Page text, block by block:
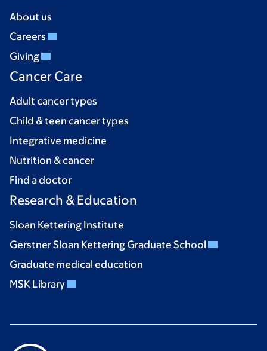
About us
Careers
Giving
Cancer Care
Adult cancer types
Child & teen cancer types
Integrative medicine
Nutrition & cancer
Find a doctor
Research & Education
Sloan Kettering Institute
Gerstner Sloan Kettering Graduate School
Graduate medical education
MSK Library